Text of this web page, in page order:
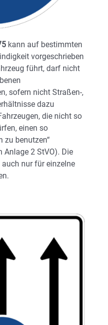
kann auf bestimmten
vorgeschrieben
führt, darf nicht
sofern nicht Straßen-,
dazu
die nicht so
einen so
zu benutzen“
Anlage 2 StVO). Die
nur für einzelne